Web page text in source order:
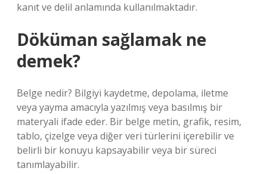
kanıt ve delil anlamında kullanılmaktadır.
Döküman sağlamak ne
demek?
Belge nedir? Bilgiyi kaydetme, depolama, iletme
veya yayma amacıyla yazılmış veya basılmış bir
materyali ifade eder. Bir belge metin, grafik, resim,
tablo, çizelge veya diğer veri türlerini içerebilir ve
belirli bir konuyu kapsayabilir veya bir süreci
tanımlayabilir.